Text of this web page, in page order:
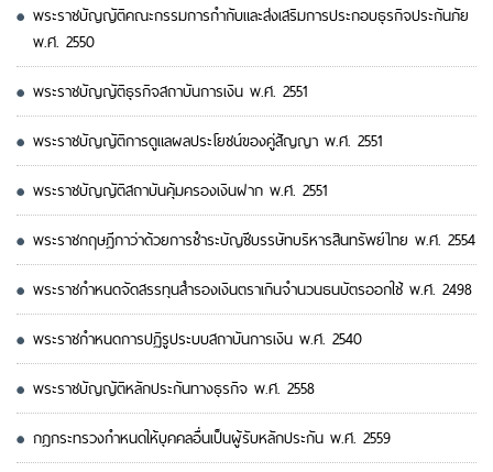
พระราชบัญญัติคณะกรรมการกำกับและส่งเสริมการประกอบธุรกิจประกันภัย
พ.ศ. 2550
พระราชบัญญัติธุรกิจสถาบันการเงิน พ.ศ. 2551
พระราชบัญญัติการดูแลผลประโยชน์ของคู่สัญญา พ.ศ. 2551
พระราชบัญญัติสถาบันคุ้มครองเงินฝาก พ.ศ. 2551
พระราชกฤษฎีกาว่าด้วยการชำระบัญชีบรรษัทบริหารสินทรัพย์ไทย พ.ศ. 2554
พระราชกำหนดจัดสรรทุนสำรองเงินตราเกินจำนวนธนบัตรออกใช้ พ.ศ. 2498
พระราชกำหนดการปฏิรูประบบสถาบันการเงิน พ.ศ. 2540
พระราชบัญญัติหลักประกันทางธุรกิจ พ.ศ. 2558
กฎกระทรวงกำหนดให้บุคคลอื่นเป็นผู้รับหลักประกัน พ.ศ. 2559